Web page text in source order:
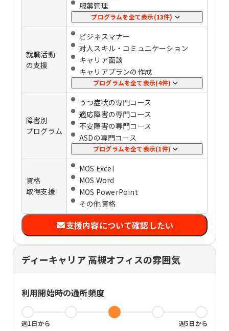
服薬管理
感情コントロール
ストレス管理
パソコンの基礎スキル
事務スキル
プログラミング
Photoshop
Illustrator
運動・ストレッチ
SST（対人関係や社会生活に必要なス
キルを身に付ける訓練）
タスク・時間管理
傾聴力
他者理解
体力づくり
プログラムを全て表示(13件)
就職活動
の支援
ビジネスマナー
対人スキル・コミュニケーション
キャリア⾯談
キャリアプランの作成
応募書類添削
⾯接練習
定着支援
企業実習
プログラムを全て表示(4件)
障害別
プログラム
うつ症状の専門コース
適応障害の専門コース
不安障害の専門コース
ASDの専門コース
ADHDの専門コース
プログラムを全て表示(1件)
資格
取得支援
MOS Excel
MOS Word
MOS PowerPoint
その他資格
支援内容について確認したい
ディーキャリア 高槻オフィスの雰囲気
利用開始時の通所頻度
週1日から 週5日から